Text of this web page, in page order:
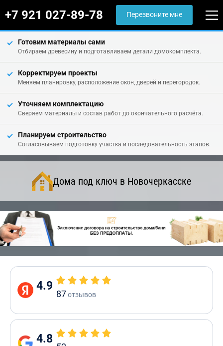
+7 921 027-89-78 Перезвоните мне
Готовим материалы сами
Отбираем древесину и подготавливаем детали домокомплекта.
Корректируем проекты
Меняем планировку, расположение окон, дверей и перегородок.
Уточняем комплектацию
Сверяем материалы и состав работ до окончательного расчёта.
Планируем строительство
Согласовываем подготовку участка и последовательность этапов.
Дома под ключ в Новочеркасске
4.9
87отзывов
4.8